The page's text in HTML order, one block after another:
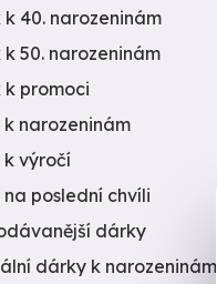
k 40. narozeninám
k 50. narozeninám
k promoci
k narozeninám
k výročí
na poslední chvíli
dárky
dárky k narozeninám